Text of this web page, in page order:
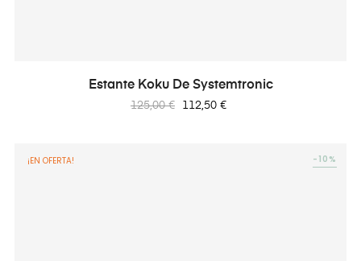
Estante Koku De Systemtronic
Precio
125,00 € Precio
112,50 €
¡EN OFERTA! -10%